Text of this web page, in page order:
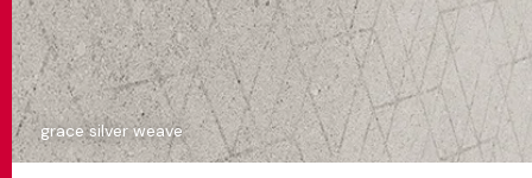
grace silver weave